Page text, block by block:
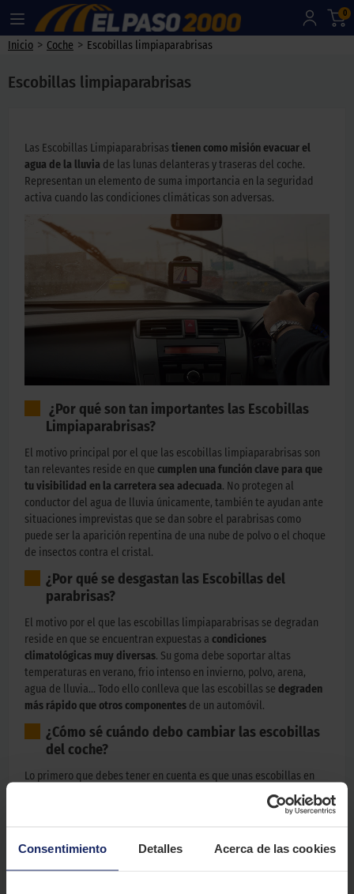
Consentimiento Detalles Acerca de las cookies
0
Inicio > Coche > Escobillas limpiaparabrisas
Escobillas limpiaparabrisas
Las Escobillas Limpiaparabrisas tienen como misión evacuar el
agua de la lluvia de las lunas delanteras y traseras del coche.
Representan un elemento de suma importancia en la seguridad
activa cuando las condiciones climáticas son adversas.
¿Por qué son tan importantes las Escobillas
Limpiaparabrisas?
El motivo principal por el que las escobillas limpiaparabrisas son
tan relevantes reside en que cumplen una función clave para que
tu visibilidad en la carretera sea adecuada. No protegen al
conductor del agua de lluvia únicamente, también te ayudan ante
situaciones imprevistas que se dan sobre el parabrisas como
puede ser la aparición repentina de una nube de polvo o el choque
de insectos contra el cristal.
¿Por qué se desgastan las Escobillas del
parabrisas?
El motivo por el que las escobillas limpiaparabrisas se degradan
reside en que se encuentran expuestas a condiciones
climatológicas muy diversas. Su goma debe soportar altas
temperaturas en verano, frio intenso en invierno, polvo, arena,
agua de lluvia... Todo ello conlleva que las escobillas se degraden
más rápido que otros componentes de un automóvil.
¿Cómo sé cuándo debo cambiar las escobillas
del coche?
Lo primero que debes tener en cuenta es que unas escobillas en
mal estado suponen un peligro de seguridad. Unas escobillas
pérdida de visibilidad e incrementan las
Si notas que las escobillas hacenruido , queimpiden que el
limpiaparabrisas se desplace